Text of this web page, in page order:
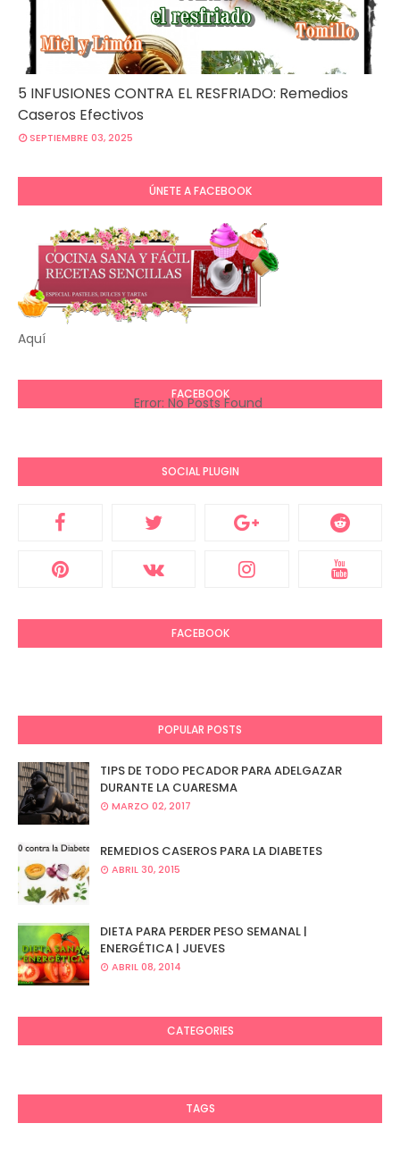
5 INFUSIONES CONTRA EL RESFRIADO: Remedios
Caseros Efectivos
SEPTIEMBRE 03, 2025
ÚNETE A FACEBOOK
Aquí
FACEBOOK
Error: No Posts Found
SOCIAL PLUGIN
FACEBOOK
POPULAR POSTS
TIPS DE TODO PECADOR PARA ADELGAZAR
DURANTE LA CUARESMA
MARZO 02, 2017
REMEDIOS CASEROS PARA LA DIABETES
ABRIL 30, 2015
DIETA PARA PERDER PESO SEMANAL |
ENERGÉTICA | JUEVES
ABRIL 08, 2014
CATEGORIES
TAGS